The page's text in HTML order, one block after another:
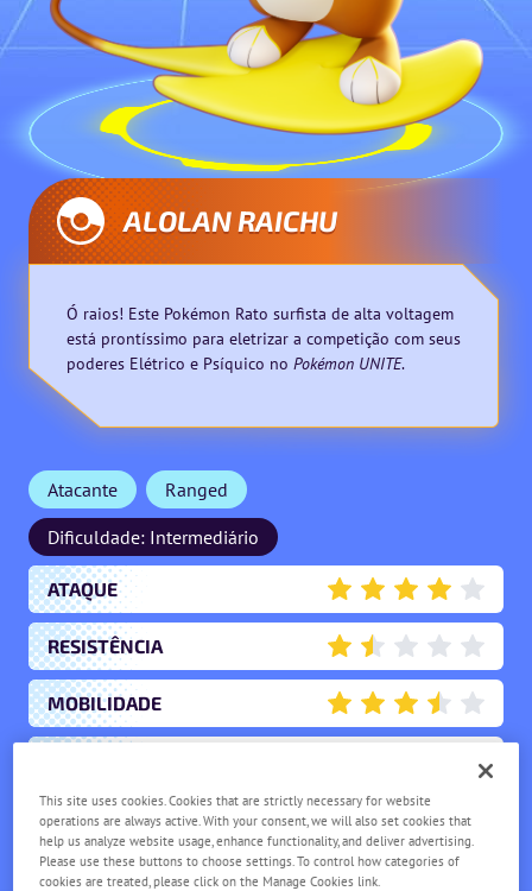
ALOLAN RAICHU
Ó raios! Este Pokémon Rato surfista de alta voltagem
está prontíssimo para eletrizar a competição com seus
poderes Elétrico e Psíquico no Pokémon UNITE.
Atacante
Ranged
Dificuldade: Intermediário
ATAQUE
4
RESISTÊNCIA
1.5
MOBILIDADE
3.5
APOIO
1
This site uses cookies. Cookies that are strictly necessary for website
operations are always active. With your consent, we will also set cookies that
help us analyze website usage, enhance functionality, and deliver advertising.
Please use these buttons to choose settings. To control how categories of
cookies are treated, please click on the Manage Cookies link.